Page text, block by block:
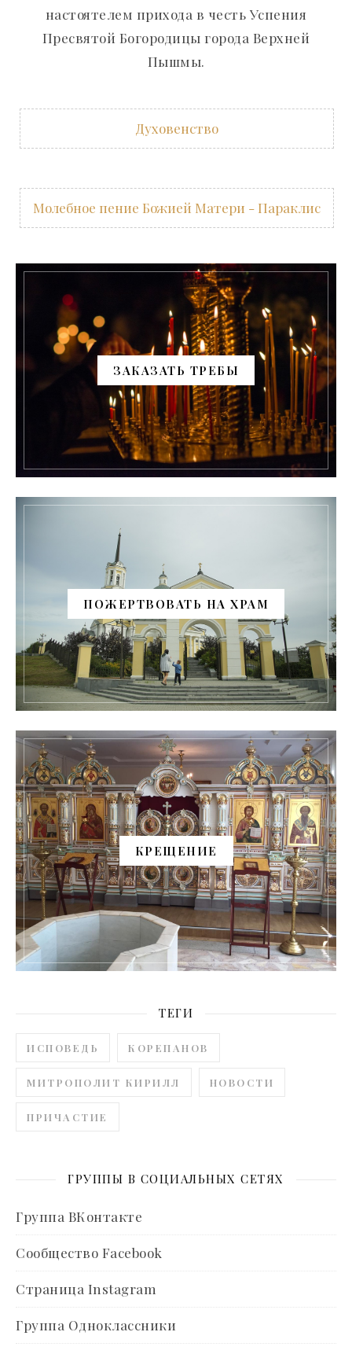
настоятелем прихода в честь Успения
Пресвятой Богородицы города Верхней
Пышмы.
Духовенство
Молебное пение Божией Матери - Параклис
ЗАКАЗАТЬ ТРЕБЫ
ПОЖЕРТВОВАТЬ НА ХРАМ
КРЕЩЕНИЕ
ТЕГИ
ИСПОВЕДЬ КОРЕПАНОВ
МИТРОПОЛИТ КИРИЛЛ НОВОСТИ
ПРИЧАСТИЕ
ГРУППЫ В СОЦИАЛЬНЫХ СЕТЯХ
Группа ВКонтакте
Сообщество Facebook
Страница Instagram
Группа Одноклассники